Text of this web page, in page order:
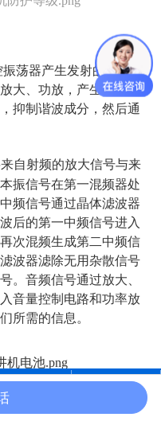
荡器产生发射的射频
大、功放，产生额定的
抑制谐波成分，然后通
自射频的放大信号与来
振信号在第一混频器处
频信号通过晶体滤波器
后的第一中频信号进入
次混频生成第二中频信
波器滤除无用杂散信号
。音频信号通过放大、
音量控制电路和功率放
所需的信息。
人的话音通过麦克风转
产品中心